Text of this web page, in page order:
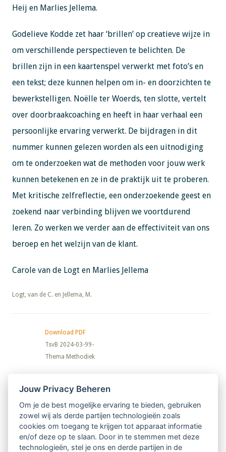
Heij en Marlies Jellema.
Godelieve Kodde zet haar ‘brillen’ op creatieve wijze in
om verschillende perspectieven te belichten. De
brillen zijn in een kaartenspel verwerkt met foto’s en
een tekst; deze kunnen helpen om in- en doorzichten te
bewerkstelligen. Noëlle ter Woerds, ten slotte, vertelt
over doorbraakcoaching en heeft in haar verhaal een
persoonlijke ervaring verwerkt. De bijdragen in dit
nummer kunnen gelezen worden als een uitnodiging
om te onderzoeken wat de methoden voor jouw werk
kunnen betekenen en ze in de praktijk uit te proberen.
Met kritische zelfreflectie, een onderzoekende geest en
zoekend naar verbinding blijven we voortdurend
leren. Zo werken we verder aan de effectiviteit van ons
beroep en het welzijn van de klant.
Carole van de Logt en Marlies Jellema
​​​​​​​Logt, van de C. en Jellema, M.
Download PDF
TsvB 2024-03-99-
Thema Methodiek
Nieuwsbrief
Ontvang 10 x per jaar de LVSC-
relatienieuwsbrief met o.a.:
Jouw Privacy Beheren
Om je de best mogelijke ervaring te bieden, gebruiken
zowel wij als derde partijen technologieën zoals
cookies om toegang te krijgen tot apparaat informatie
en/of deze op te slaan. Door in te stemmen met deze
technologieën, stel je ons en derde partijen in de